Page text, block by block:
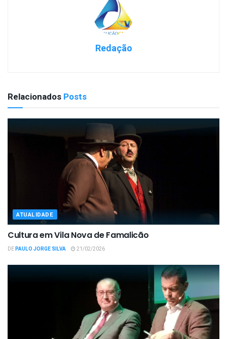
Redação
Relacionados Posts
ATUALIDADE
Cultura em Vila Nova de Famalicão
DEPAULO JORGE SILVA 21/02/2026